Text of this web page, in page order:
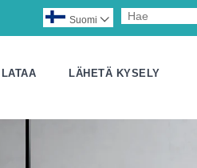
Suomi 
LATAA LÄHETÄ KYSELY